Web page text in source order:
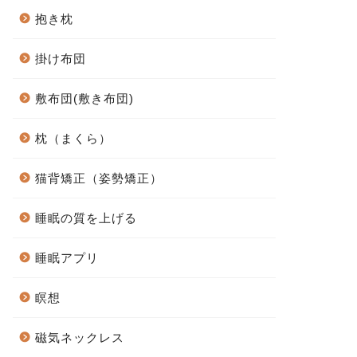
抱き枕
掛け布団
敷布団(敷き布団)
枕（まくら）
猫背矯正（姿勢矯正）
睡眠の質を上げる
睡眠アプリ
瞑想
磁気ネックレス